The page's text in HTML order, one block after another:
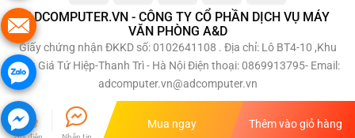
Mua ngay Thêm vào giỏ hàng
ADCOMPUTER.VN - CÔNG TY CỔ PHẦN DỊCH VỤ MÁY
VĂN PHÒNG A&D
Giấy chứng nhận ĐKKD số: 0102641108 . Địa chỉ: Lô BT4-10 ,Khu
Đấu Giá Tứ Hiệp-Thanh Trì - Hà Nội Điện thoại: 0869913795- Email:
adcomputer.vn@adcomputer.vn